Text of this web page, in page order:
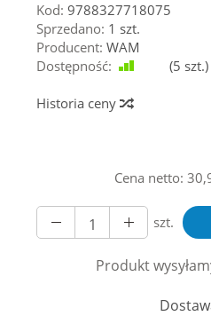
Kod: 9788327718075
Sprzedano: 1 szt.
Producent: WAM
Dostępność:
(5 szt.)
Historia ceny
Cena netto:
szt.
Produkt